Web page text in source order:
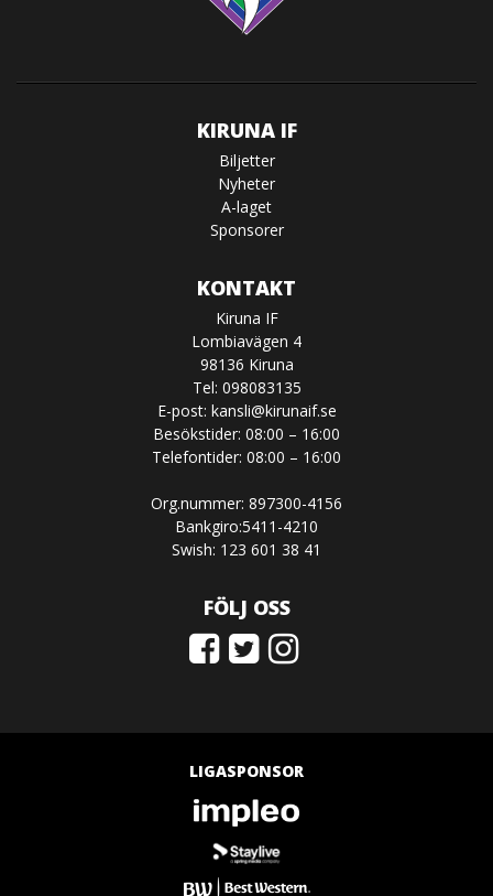
KIRUNA IF
Biljetter
Nyheter
A-laget
Sponsorer
KONTAKT
Kiruna IF
Lombiavägen 4
98136 Kiruna
Tel: 098083135
E-post: kansli@kirunaif.se
Besökstider: 08:00 – 16:00
Telefontider: 08:00 – 16:00
Org.nummer: 897300-4156
Bankgiro:5411-4210
Swish: 123 601 38 41
FÖLJ OSS
LIGASPONSOR